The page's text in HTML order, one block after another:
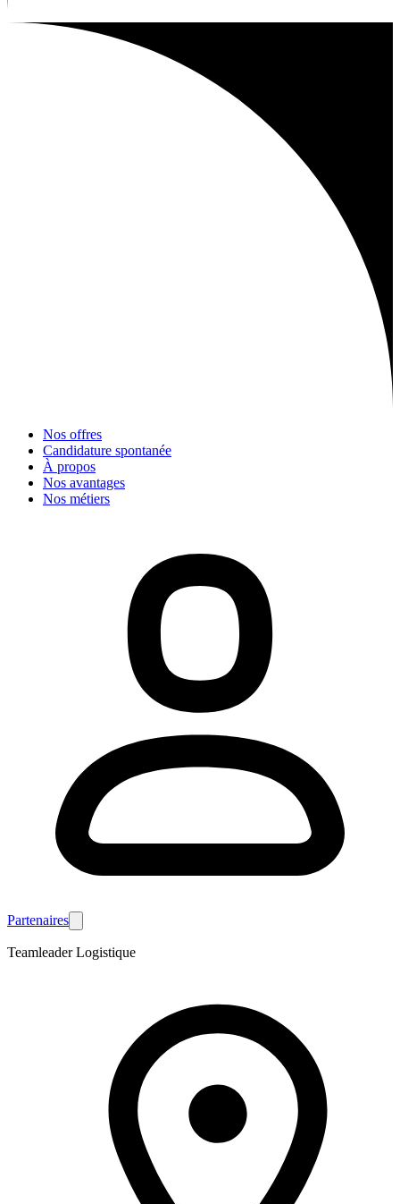
Nos offres
Candidature spontanée
À propos
Nos avantages
Nos métiers
Partenaires
Teamleader Logistique